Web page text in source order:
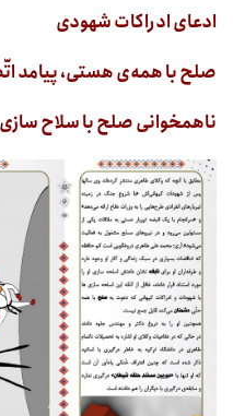
ادعای ادراکات شهودی
صلح با همه‌ی هستی، پیامد
ناهمخوانی صلح با سلاح سازی